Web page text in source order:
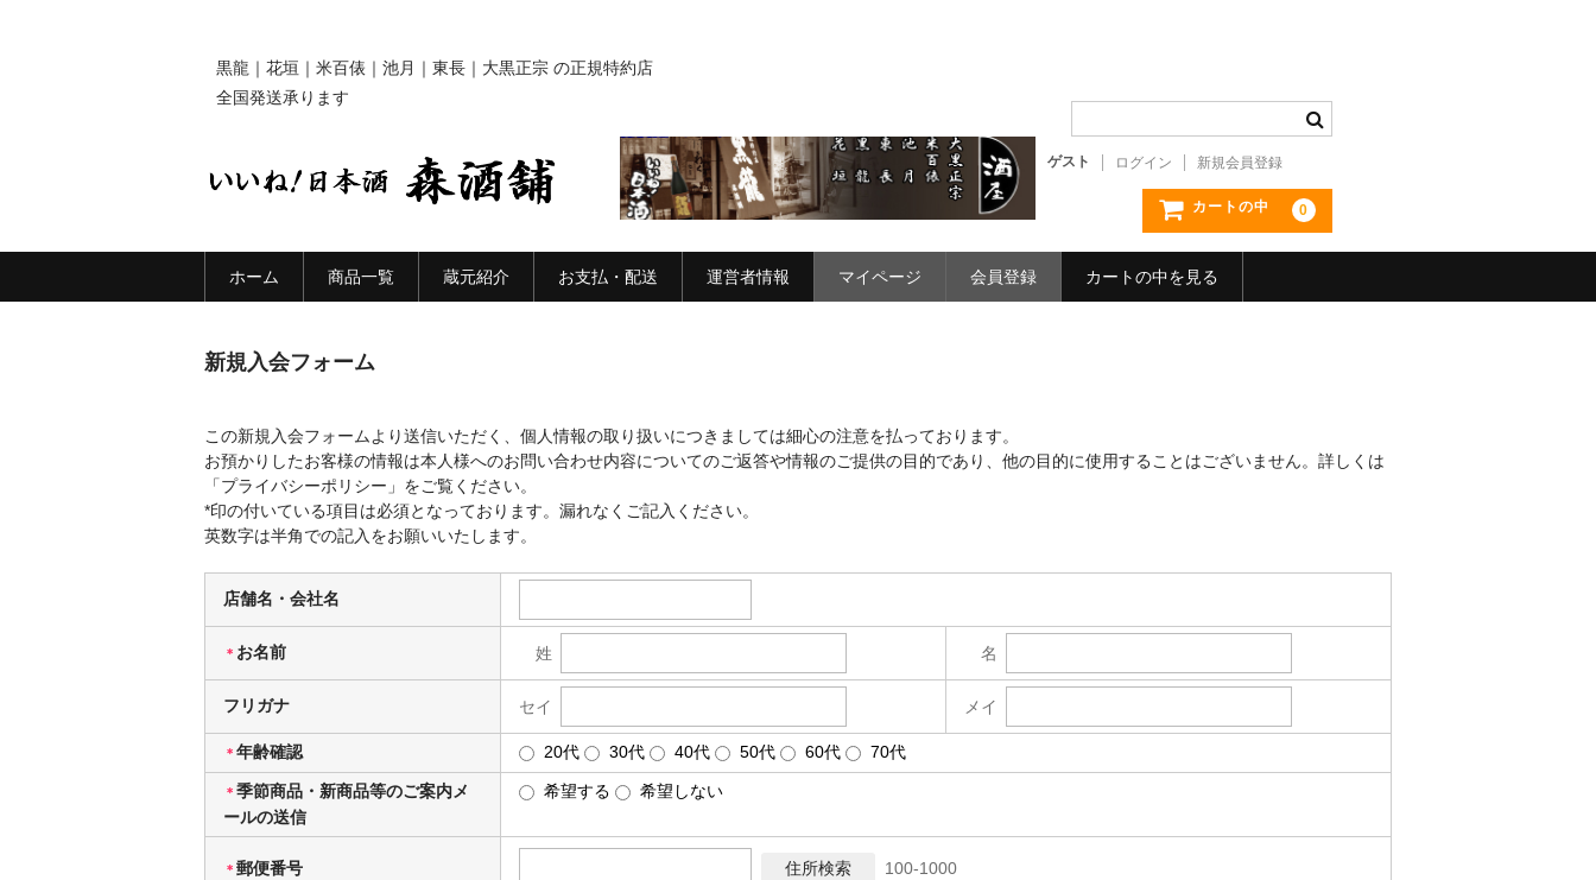
黒龍｜花垣｜米百俵｜池月｜東長｜大黒正宗 の正規特約店
全国発送承ります
ゲスト ログイン 新規会員登録
カートの中 0
ホーム 商品一覧 蔵元紹介 お支払・配送 運営者情報 マイページ 会員登録 カートの中を見る
新規入会フォーム
この新規入会フォームより送信いただく、個人情報の取り扱いにつきましては細心の注意を払っております。
お預かりしたお客様の情報は本人様へのお問い合わせ内容についてのご返答や情報のご提供の目的であり、他の目的に使用することはございません。詳しくは
「プライバシーポリシー」をご覧ください。
*印の付いている項目は必須となっております。漏れなくご記入ください。
英数字は半角での記入をお願いいたします。
店舗名・会社名
＊ お名前 姓 名
フリガナ セイ メイ
＊ 年齢確認 20代 30代 40代 50代 60代 70代
＊ 季節商品・新商品等のご案内メ
ールの送信
希望する 希望しない
＊ 郵便番号 100-1000